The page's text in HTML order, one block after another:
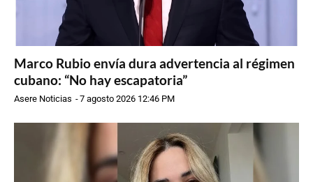
Marco Rubio envía dura advertencia al régimen
cubano: “No hay escapatoria”
Asere Noticias -7 agosto 2026 12:46 PM